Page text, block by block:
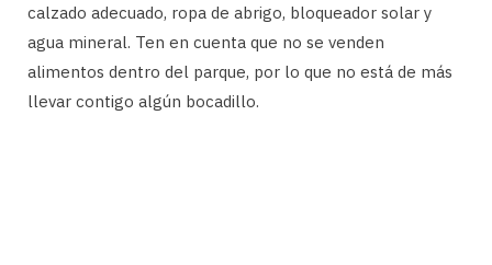
calzado adecuado, ropa de abrigo, bloqueador solar y
agua mineral. Ten en cuenta que no se venden
alimentos dentro del parque, por lo que no está de más
llevar contigo algún bocadillo.